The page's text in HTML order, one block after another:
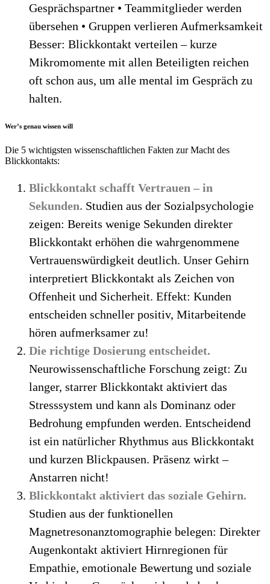
Gesprächspartner • Teammitglieder werden
übersehen • Gruppen verlieren Aufmerksamkeit
Besser: Blickkontakt verteilen – kurze
Mikromomente mit allen Beteiligten reichen
oft schon aus, um alle mental im Gespräch zu
halten.
Wer’s genau wissen will
Die 5 wichtigsten wissenschaftlichen Fakten zur Macht des
Blickkontakts:
Blickkontakt schafft Vertrauen – in
Sekunden. Studien aus der Sozialpsychologie
zeigen: Bereits wenige Sekunden direkter
Blickkontakt erhöhen die wahrgenommene
Vertrauenswürdigkeit deutlich. Unser Gehirn
interpretiert Blickkontakt als Zeichen von
Offenheit und Sicherheit. Effekt: Kunden
entscheiden schneller positiv, Mitarbeitende
hören aufmerksamer zu!
Die richtige Dosierung entscheidet.
Neurowissenschaftliche Forschung zeigt: Zu
langer, starrer Blickkontakt aktiviert das
Stresssystem und kann als Dominanz oder
Bedrohung empfunden werden. Entscheidend
ist ein natürlicher Rhythmus aus Blickkontakt
und kurzen Blickpausen. Präsenz wirkt –
Anstarren nicht!
Blickkontakt aktiviert das soziale Gehirn.
Studien aus der funktionellen
Magnetresonanztomographie belegen: Direkter
Augenkontakt aktiviert Hirnregionen für
Empathie, emotionale Bewertung und soziale